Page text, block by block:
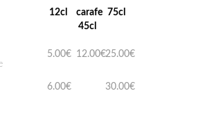
12cl
carafe
45cl
75cl
5.00€ 12.00€25.00€
6.00€ 30.00€